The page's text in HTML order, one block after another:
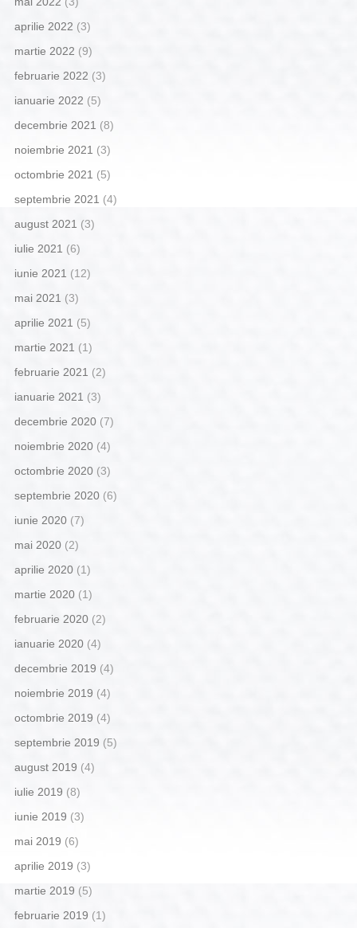
aprilie 2022 (3)
martie 2022 (9)
februarie 2022 (3)
ianuarie 2022 (5)
decembrie 2021 (8)
noiembrie 2021 (3)
octombrie 2021 (5)
septembrie 2021 (4)
august 2021 (3)
iulie 2021 (6)
iunie 2021 (12)
mai 2021 (3)
aprilie 2021 (5)
martie 2021 (1)
februarie 2021 (2)
ianuarie 2021 (3)
decembrie 2020(7)
noiembrie 2020(4)
octombrie 2020(3)
septembrie 2020(6)
iunie 2020(7)
mai 2020(2)
aprilie 2020(1)
martie 2020(1)
februarie 2020(2)
ianuarie 2020(4)
decembrie 2019 (4)
noiembrie 2019 (4)
octombrie 2019 (4)
septembrie 2019 (5)
august 2019 (4)
iulie 2019 (8)
iunie 2019 (3)
mai 2019 (6)
aprilie 2019 (3)
martie 2019 (5)
februarie 2019 (1)